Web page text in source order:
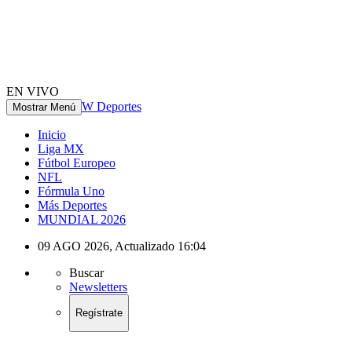
EN VIVO
Mostrar Menú W Deportes
Inicio
Liga MX
Fútbol Europeo
NFL
Fórmula Uno
Más Deportes
MUNDIAL 2026
09 AGO 2026, Actualizado 16:04
Buscar
Newsletters
Regístrate